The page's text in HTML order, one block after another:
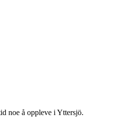
noe å oppleve i Yttersjö.